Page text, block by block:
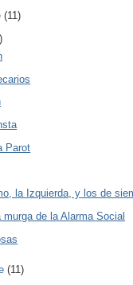
(11)
Parot
la Izquierda, y los de
de la Alarma Social
(11)